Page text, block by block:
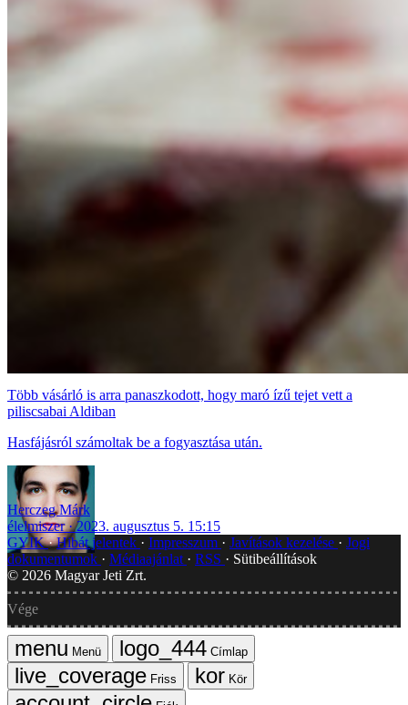
Több vásárló is arra panaszkodott, hogy maró ízű tejet vett a
piliscsabai Aldiban
Hasfájásról számoltak be a fogyasztása után.
Herczeg Márk
élelmiszer
2023. augusztus 5. 15:15
GYIK Hibát jelentek Impresszum Javítások kezelése
Jogi
dokumentumok
Médiaajánlat RSS
Sütibeállítások
© 2026 Magyar Jeti Zrt.
Vége
Menü
Címlap
Friss
Kör